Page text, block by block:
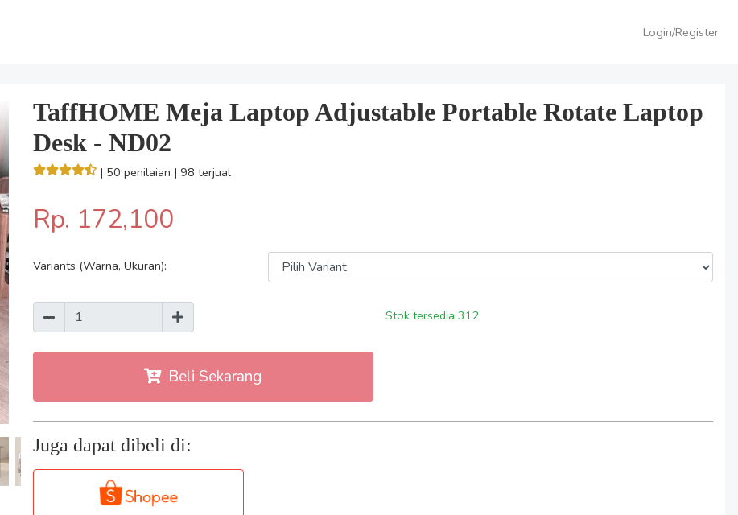
Login/Register
TaffHOME Meja Laptop Adjustable Portable Rotate Laptop
Desk - ND02
| 50 penilaian | 98 terjual
Rp. 172,100
Variants (Warna, Ukuran):
Stok tersedia 312
Beli Sekarang
Juga dapat dibeli di: